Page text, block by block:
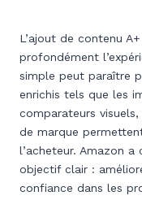
L’ajout de contenu
profondément
simple peut paraître
enrichis tels que les
comparateurs
de marque
l’acheteur. Amazon
objectif clair :
confiance dans les